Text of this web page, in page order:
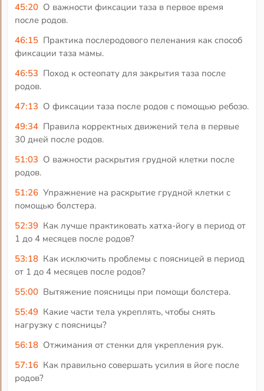
45:20 О важности фиксации таза в первое время
после родов.
46:15 Практика послеродового пеленания как способ
фиксации таза мамы.
46:53 Поход к остеопату для закрытия таза после
родов.
47:13 О фиксации таза после родов с помощью ребозо.
49:34 Правила корректных движений тела в первые
30 дней после родов.
51:03 О важности раскрытия грудной клетки после
родов.
51:26 Упражнение на раскрытие грудной клетки с
помощью болстера.
52:39 Как лучше практиковать хатха-йогу в период от
1 до 4 месяцев после родов?
53:18 Как исключить проблемы с поясницей в период
от 1 до 4 месяцев после родов?
55:00 Вытяжение поясницы при помощи болстера.
55:49 Какие части тела укреплять, чтобы снять
нагрузку с поясницы?
56:18 Отжимания от стенки для укрепления рук.
57:16 Как правильно совершать усилия в йоге после
родов?